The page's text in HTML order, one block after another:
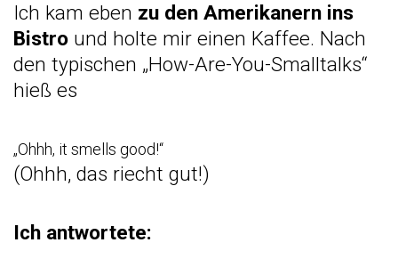
Ich kam eben zu den Amerikanern ins
Bistro und holte mir einen Kaffee. Nach
den typischen „How-Are-You-Smalltalks“
hieß es
„Ohhh, it smells good!“
(Ohhh, das riecht gut!)
Ich antwortete: